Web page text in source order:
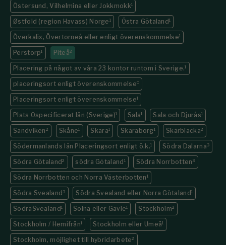
Östersund, Vilhelmina eller Jokkmokk1
Østfold (region Havass) Norge 1 Östra Götaland1
Överkalix, Övertorneå eller enligt överenskommelse1
Perstorp1 Piteå2
Placering på något av våra 23 kontor runtom i Sverige.1
placeringsort enligt överenskommelse0
Placeringsort enligt överenskommelse1
Plats Ospecificerat län (Sverige)1 Sala1 Sala och Djurås1
Sandviken 2 Skåne1 Skara1 Skaraborg1 Skärblacka2
Södermanlands län Placeringsort enligt ö.k.1 Södra Dalarna 3
Södra Götaland2 södra Götaland 1 Södra Norrbotten 3
Södra Norrbotten och Norra Västerbotten 1
Södra Svealand 3 Södra Svealand eller Norra Götaland 1
SödraSvealand 1 Solna eller Gävle1 Stockholm2
Stockholm / Hemifrån1 Stockholm eller Umeå1
Stockholm, möjlighet till hybridarbete2